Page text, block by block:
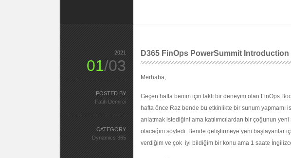
D365 FinOps PowerSummit
Merhaba,
Geçen hafta benim için faklı bir deneyim olan FinOps
hafta önce Raz bende bu etkinlikte bir sunum yapmamı
anlatmak istediğini ama katılımcılardan bir çoğunun
olacağını söyledi. Bende geliştirmeye yeni başlayanlar
verdiğim ve çok iyi bildiğim bir konu ama 1 saate
2021
01/03
POSTED BY
Fatih Demirci
CATEGORY
Dynamics 365